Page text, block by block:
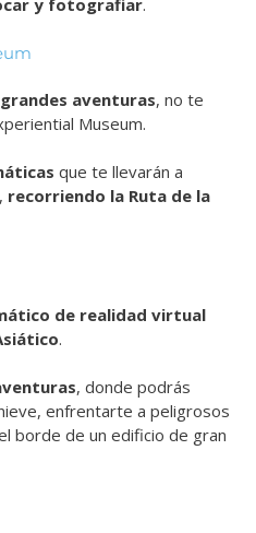
y fotografiar.
aventuras, no te
Museum.
que te llevarán a
recorriendo la Ruta de la
de realidad virtual
.
, donde podrás
enfrentarte a peligrosos
borde de un edificio de gran